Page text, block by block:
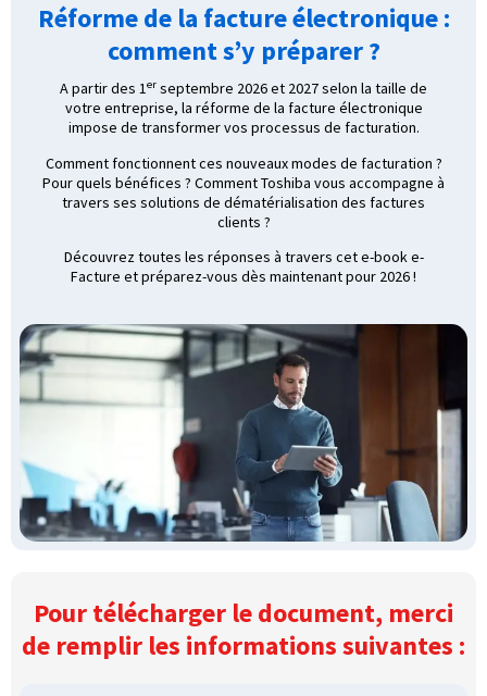
Réforme de la facture électronique :
comment s’y préparer ?
A partir des 1er septembre 2026 et 2027 selon la taille de
votre entreprise, la réforme de la facture électronique
impose de transformer vos processus de facturation.
Comment fonctionnent ces nouveaux modes de facturation ?
Pour quels bénéfices ? Comment Toshiba vous accompagne à
travers ses solutions de dématérialisation des factures
clients ?
Découvrez toutes les réponses à travers cet e-book e-
Facture et préparez-vous dès maintenant pour 2026 !
Pour télécharger le document, merci
de remplir les informations suivantes :